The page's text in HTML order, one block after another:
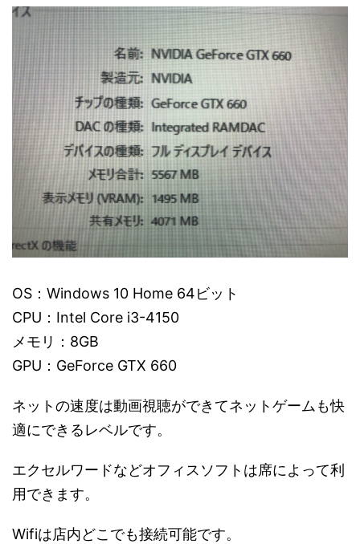
OS：Windows 10 Home 64ビット
CPU：Intel Core i3-4150
メモリ：8GB
GPU：GeForce GTX 660
ネットの速度は動画視聴ができてネットゲームも快
適にできるレベルです。
エクセルワードなどオフィスソフトは席によって利
用できます。
Wifiは店内どこでも接続可能です。